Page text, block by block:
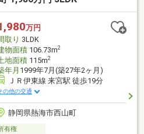
完全予約制でのご案内となりま
ます。よろしくお願いいたしま
万円
取り 3LDK
物面積106.73m2
地面積115m2
年月 1999年7月(築27年2ヶ月)
ＪＲ伊東線 来宮駅 徒歩19分
の他の交通
静岡県熱海市西山町
有権